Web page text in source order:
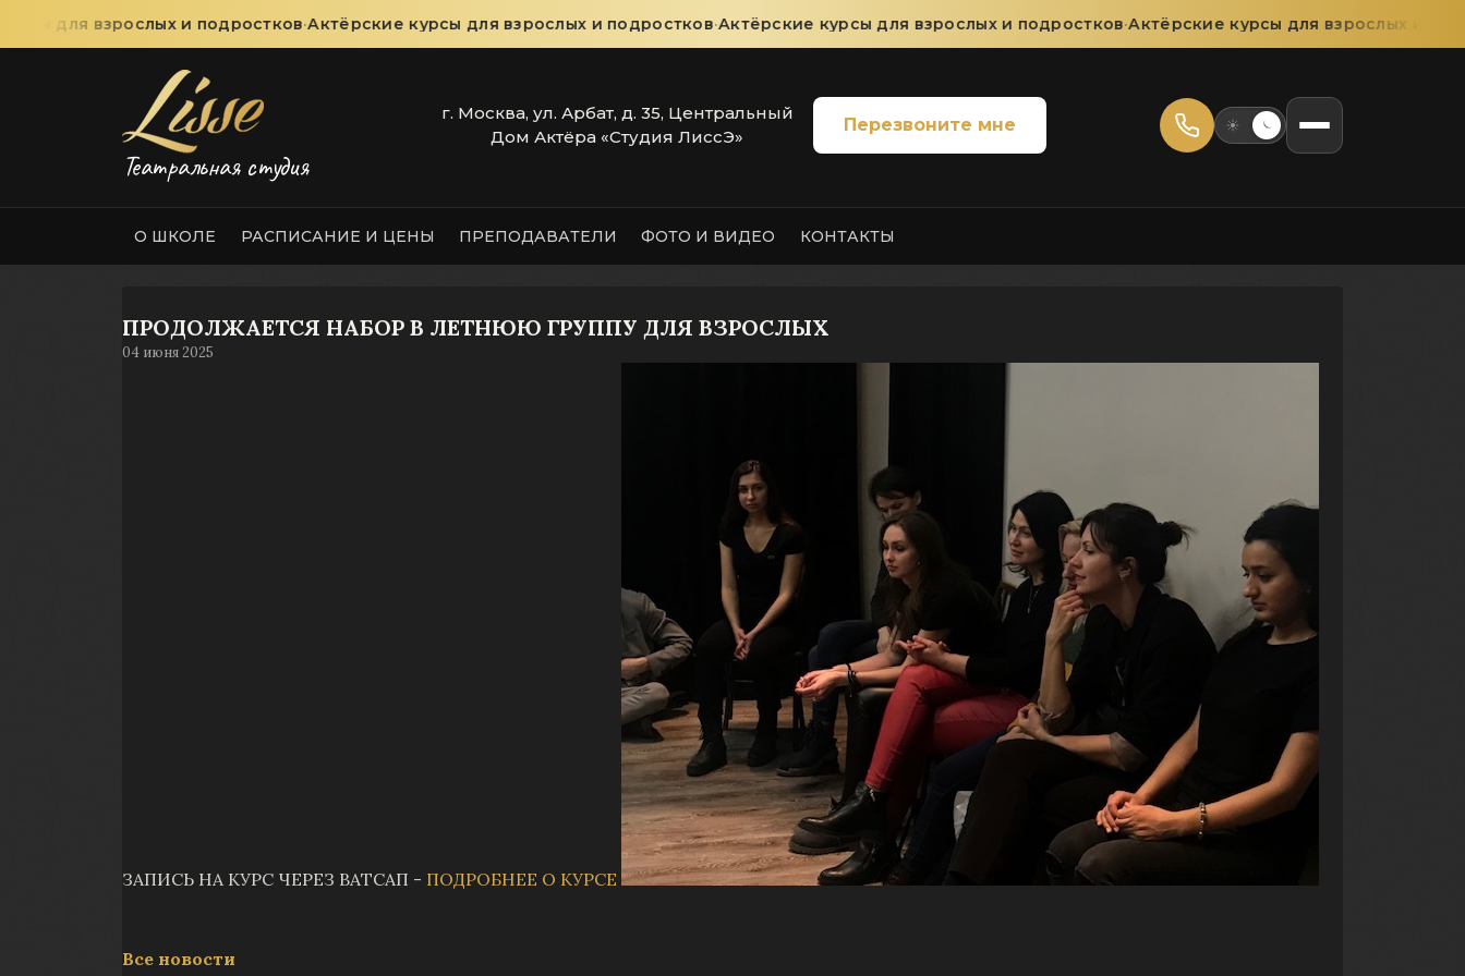
для взрослых и подростков·Актёрские курсы для взрослых и подростков·Актёрские курсы для взрослых и подростков·Актёрские курсы для взрослых и
Театральная студия
г. Москва, ул. Арбат, д. 35, Центральный
Дом Актёра «Студия ЛиссЭ»
Перезвоните мне
О ШКОЛЕ РАСПИСАНИЕ И ЦЕНЫ ПРЕПОДАВАТЕЛИ ФОТО И ВИДЕО КОНТАКТЫ
ПРОДОЛЖАЕТСЯ НАБОР В ЛЕТНЮЮ ГРУППУ ДЛЯ ВЗРОСЛЫХ
04 июня 2025
ЗАПИСЬ НА КУРС ЧЕРЕЗ ВАТСАП - ПОДРОБНЕЕ О КУРСЕ
Все новости